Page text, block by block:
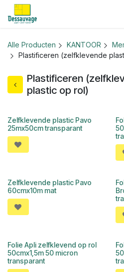
Overslaan naar inhoud
Alle Producten KANTOOR
Plastificeren (zelfklevende
Plastificeren
plastic op rol)
Zelfklevende plastic Pavo
25mx50cm transparant
Zelfklevende plastic Pavo
60cmx10m mat
Folie Apli zelfklevend op rol
50cmx1,5m 50 micron
transparant